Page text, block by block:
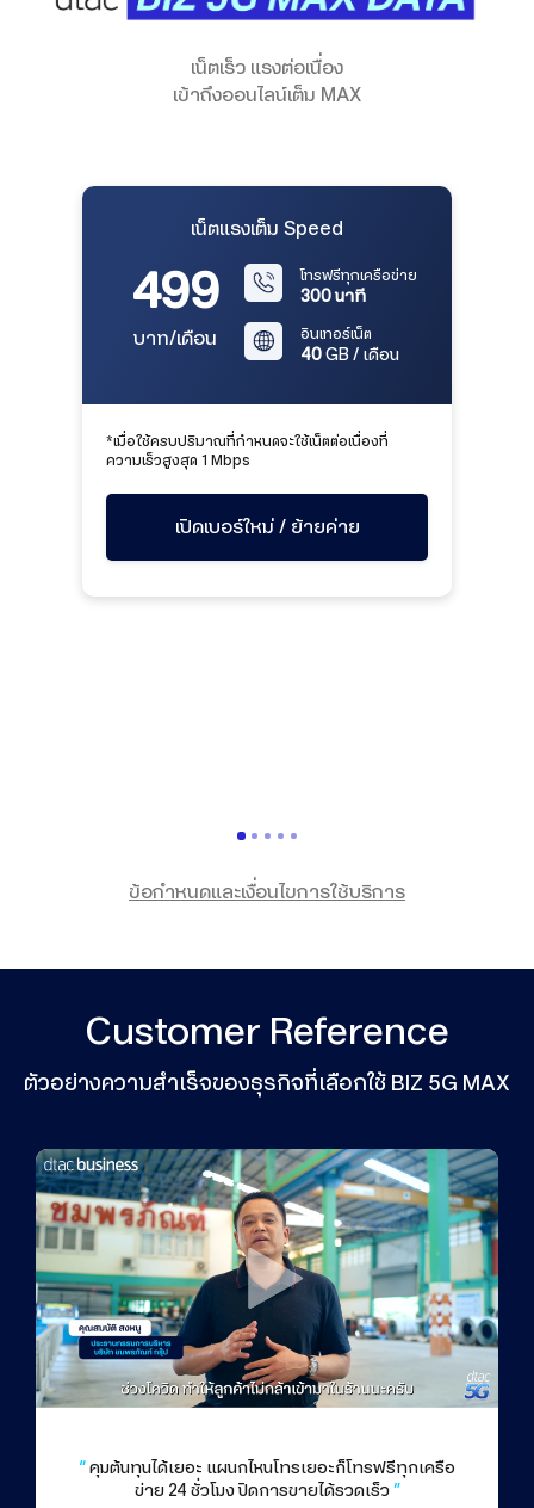
เน็ตเร็ว แรงต่อเนื่อง
เข้าถึงออนไลน์เต็ม MAX
เน็ตแรงเต็ม Speed
499
บาท/เดือน
โทรฟรีทุกเครือข่าย
300 นาที
อินเทอร์เน็ต
40GB / เดือน
*เมื่อใช้ครบปริมาณที่กำหนดจะใช้เน็ตต่อเนื่องที่
ความเร็วสูงสุด 1 Mbps
เปิดเบอร์ใหม่ / ย้ายค่าย
ข้อกำหนดและเงื่อนไขการใช้บริการ
Customer Reference
ตัวอย่างความสำเร็จของธุรกิจที่เลือกใช้ BIZ 5G MAX
“คุมต้นทุนได้เยอะ แผนกไหนโทรเยอะก็โทรฟรีทุกเครือ
ข่าย 24 ชั่วโมง ปิดการขายได้รวดเร็ว”